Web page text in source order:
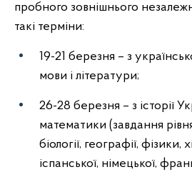
пробного зовнішнього
такі терміни:
19-21 березня – з
мови і літератури;
26-28 березня – з історії
математики (завдання
біології, географії, фізики,
іспанської, німецької,